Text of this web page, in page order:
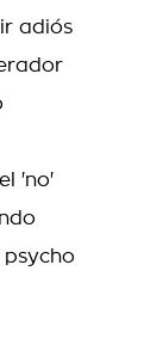
adiós
'no'
psycho